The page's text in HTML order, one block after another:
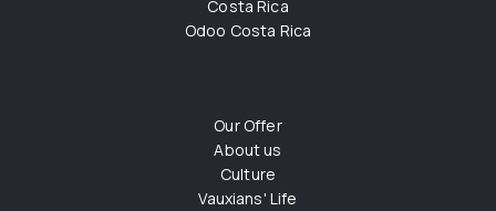
Costa Rica
Odoo Costa Rica
Our Offer
About us
Culture
Vauxians' Life